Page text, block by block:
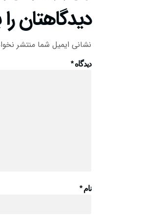
دیدگاهتان
نشانی ایمیل شما منتشر
دیدگاه*
نام*